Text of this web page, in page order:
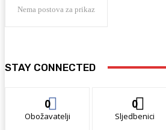
Nema postova za prikaz
STAY CONNECTED
0
Obožavatelji
0
Sljedbenici